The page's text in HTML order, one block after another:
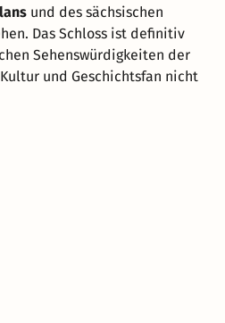
und des sächsischen
Das Schloss ist definitiv
Sehenswürdigkeiten der
und Geschichtsfan nicht